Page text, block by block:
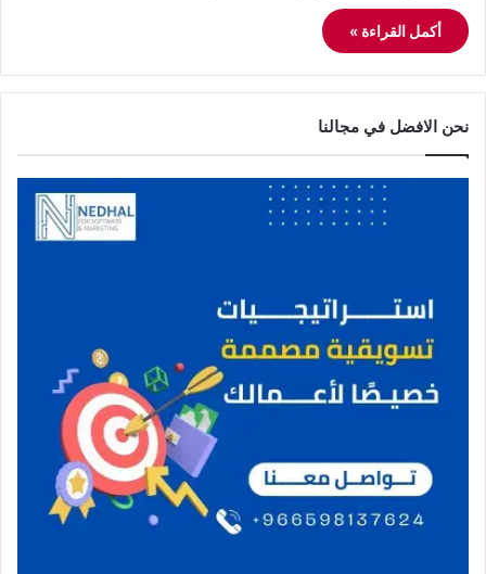
أكمل القراءة »
نحن الافضل في مجالنا